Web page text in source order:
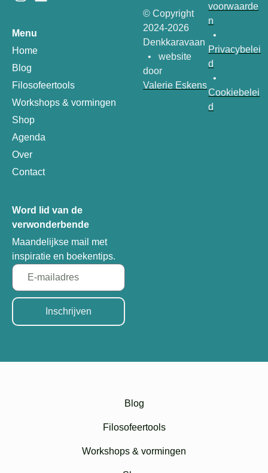
Menu
Home
Blog
Filosofeertools
Workshops & vormingen
Shop
Agenda
Over
Contact
Word lid van de
verwonderbende
Maandelijkse mail met
inspiratie en boekentips.
Inschrijven
© Copyright
2024-2026
Denkkaravaan
• website
door
Valerie Eskens
voorwaarde
n
•
Privacybelei
d
•
Cookiebelei
d
Blog
Filosofeertools
Workshops & vormingen